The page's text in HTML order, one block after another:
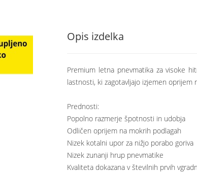
Opis izdelka
Premium letna pnevmatika za visoke
lastnosti, ki zagotavljajo izjemen
Prednosti:
Popolno razmerje špotnosti in udobja
Odličen oprijem na mokrih podlagah
Nizek kotalni upor za nižjo porabo goriva
Nizek zunanji hrup pnevmatike
Kvaliteta dokazana v številnih prvih